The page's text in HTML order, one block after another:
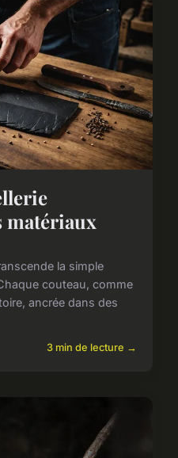
matériaux
la simple
couteau, comme
ancrée dans des
3 min de lecture →